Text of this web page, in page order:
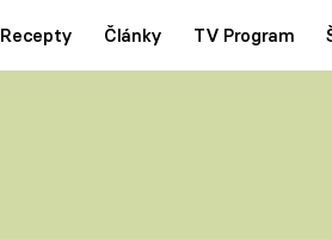
Recepty Články TV Program